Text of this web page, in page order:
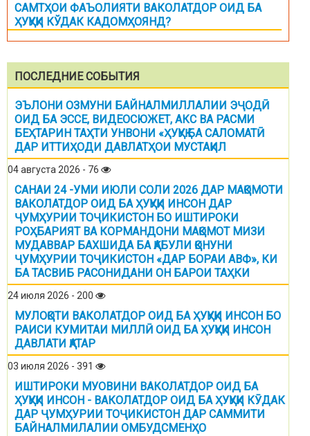
САМТҲОИ ФАЪОЛИЯТИ ВАКОЛАТДОР ОИД БА
ҲУҚУҚИ КЎДАК КАДОМҲОЯНД?
ПОСЛЕДНИЕ СОБЫТИЯ
ЭЪЛОНИ ОЗМУНИ БАЙНАЛМИЛЛАЛИИ ЭҶОДӢ
ОИД БА ЭССЕ, ВИДЕОСЮЖЕТ, АКС ВА РАСМИ
БЕҲТАРИН ТАҲТИ УНВОНИ «ҲУҚУҚ БА САЛОМАТӢ
ДАР ИТТИҲОДИ ДАВЛАТҲОИ МУСТАҚИЛ
04 августа 2026 - 76
САНАИ 24 -УМИ ИЮЛИ СОЛИ 2026 ДАР МАҚОМОТИ
ВАКОЛАТДОР ОИД БА ҲУҚУҚИ ИНСОН ДАР
ҶУМҲУРИИ ТОҶИКИСТОН БО ИШТИРОКИ
РОҲБАРИЯТ ВА КОРМАНДОНИ МАҚОМОТ МИЗИ
МУДАВВАР БАХШИДА БА ҚАБУЛИ ҚОНУНИ
ҶУМҲУРИИ ТОҶИКИСТОН «ДАР БОРАИ АВФ», КИ
БА ТАСВИБ РАСОНИДАНИ ОН БАРОИ ТАҲКИ
24 июля 2026 - 200
МУЛОҚОТИ ВАКОЛАТДОР ОИД БА ҲУҚУҚИ ИНСОН БО
РАИСИ КУМИТАИ МИЛЛӢ ОИД БА ҲУҚУҚИ ИНСОН
ДАВЛАТИ ҚАТАР
03 июля 2026 - 391
ИШТИРОКИ МУОВИНИ ВАКОЛАТДОР ОИД БА
ҲУҚУҚИ ИНСОН - ВАКОЛАТДОР ОИД БА ҲУҚУҚИ КӮДАК
ДАР ҶУМҲУРИИ ТОҶИКИСТОН ДАР САММИТИ
БАЙНАЛМИЛАЛИИ ОМБУДСМЕНҲО